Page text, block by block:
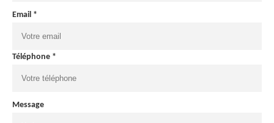
Email *
Téléphone *
Message